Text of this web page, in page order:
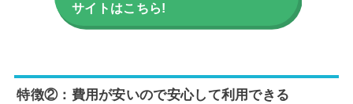
サイトはこちら!
特徴②：費用が安いので安心して利用できる